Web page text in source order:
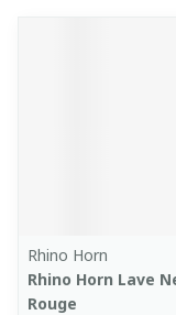
Rhino Horn
Rhino Horn Lave
Rouge